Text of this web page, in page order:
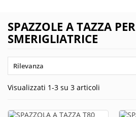
SPAZZOLE A TAZZA PER
SMERIGLIATRICE
Rilevanza
Visualizzati 1-3 su 3 articoli